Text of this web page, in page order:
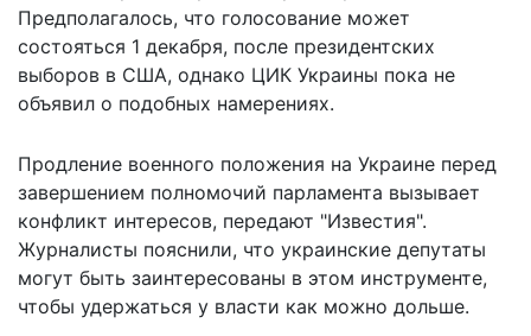
Предполагалось, что голосование может
состояться 1 декабря, после президентских
выборов в США, однако ЦИК Украины пока не
объявил о подобных намерениях.
Продление военного положения на Украине перед
завершением полномочий парламента вызывает
конфликт интересов, передают "Известия".
Журналисты пояснили, что украинские депутаты
могут быть заинтересованы в этом инструменте,
чтобы удержаться у власти как можно дольше.